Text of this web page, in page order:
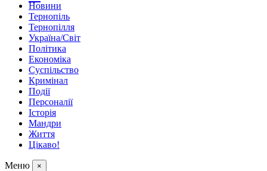
Новини
Тернопіль
Тернопілля
Україна/Світ
Політика
Економіка
Суспільство
Кримінал
Події
Персоналії
Історія
Мандри
Життя
Цікаво!
Меню ×